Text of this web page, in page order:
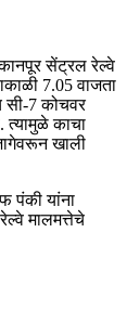
कानपूर सेंट्रल रेल्वे
7.05 वाजता
सी-7 कोचवर
काचा
खाली
पंकी यांना
मालमत्तेचे